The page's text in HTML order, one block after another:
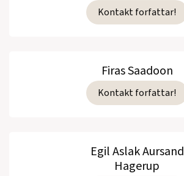
Kontakt forfattar!
Firas Saadoon
Kontakt forfattar!
Egil Aslak Aursand
Hagerup